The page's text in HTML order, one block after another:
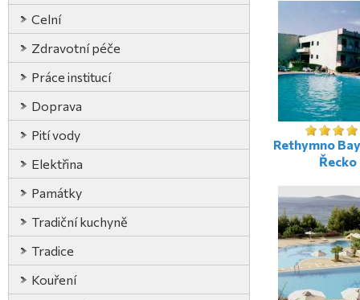
Celní
Zdravotní péče
Práce institucí
Doprava
Pití vody
Elektřina
Památky
Tradiční kuchyně
Tradice
Kouření
Rethymno
Řecko